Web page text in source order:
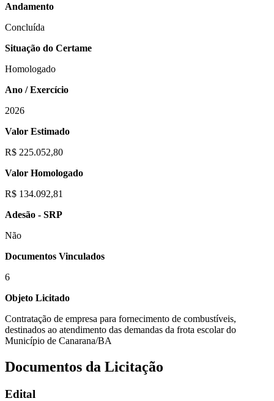
Andamento
Concluída
Situação do Certame
Homologado
Ano / Exercício
2026
Valor Estimado
R$ 225.052,80
Valor Homologado
R$ 134.092,81
Adesão - SRP
Não
Documentos Vinculados
6
Objeto Licitado
Contratação de empresa para fornecimento de combustíveis,
destinados ao atendimento das demandas da frota escolar do
Município de Canarana/BA
Documentos da Licitação
Edital